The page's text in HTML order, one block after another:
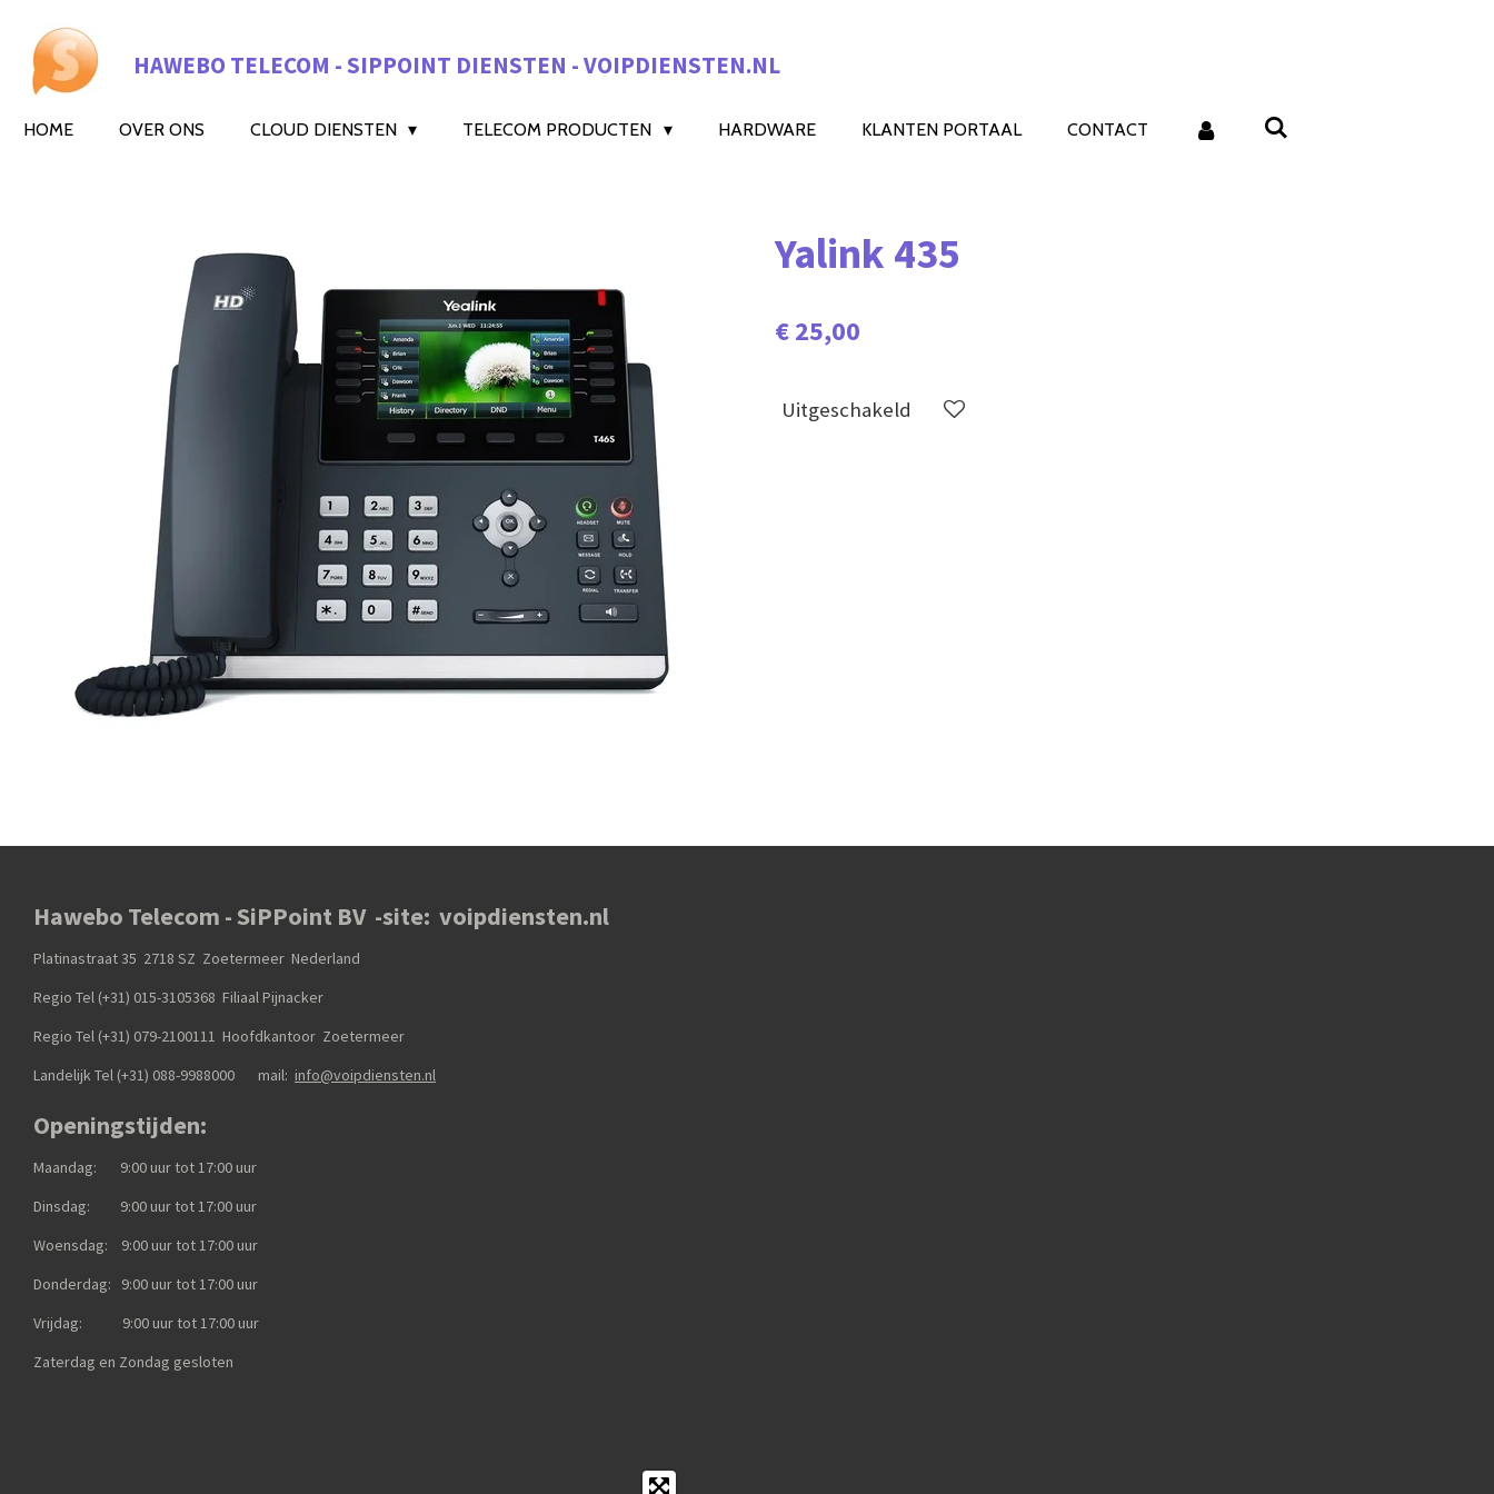
direct
naar
hoofdinhoud
HAWEBO TELECOM - SIPPOINT DIENSTEN - VOIPDIENSTEN.NL
HOME OVER ONS CLOUD DIENSTEN TELECOM PRODUCTEN HARDWARE KLANTEN PORTAAL CONTACT
Yalink 435
€ 25,00
Uitgeschakeld
Hawebo Telecom - SiPPoint BV -site: voipdiensten.nl
Platinastraat 35 2718 SZ Zoetermeer Nederland
Regio Tel (+31) 015-3105368 Filiaal Pijnacker
Regio Tel (+31) 079-2100111 Hoofdkantoor Zoetermeer
Landelijk Tel (+31) 088-9988000 mail: info@voipdiensten.nl
Openingstijden:
Maandag: 9:00 uur tot 17:00 uur
Dinsdag: 9:00 uur tot 17:00 uur
Woensdag: 9:00 uur tot 17:00 uur
Donderdag: 9:00 uur tot 17:00 uur
Vrijdag: 9:00 uur tot 17:00 uur
Zaterdag en Zondag gesloten